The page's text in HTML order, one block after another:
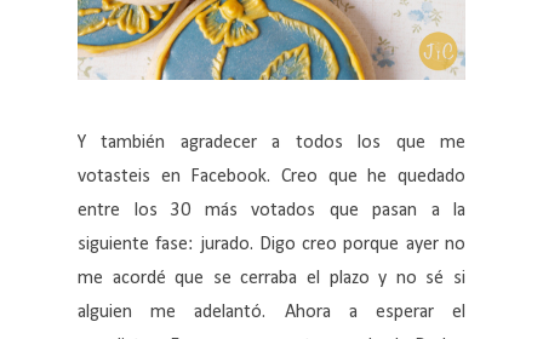
Y también agradecer a todos los que me
votasteis en Facebook. Creo que he quedado
entre los 30 más votados que pasan a la
siguiente fase: jurado. Digo creo porque ayer no
me acordé que se cerraba el plazo y no sé si
alguien me adelantó. Ahora a esperar el